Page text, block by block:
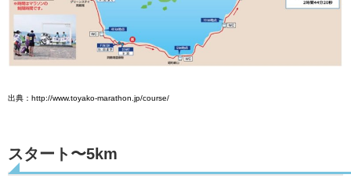
出典：http://www.toyako-marathon.jp/course/
スタート〜5km